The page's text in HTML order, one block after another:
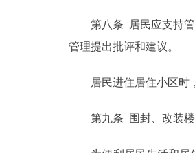
第八条 居民应支持管
管理提出批评和建议。
居民进住居住小区时
第九条 围封、改装楼